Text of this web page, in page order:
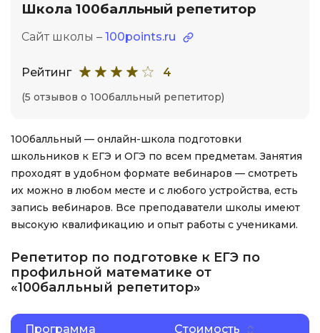
Школа 100балльный репетитор
Сайт школы – 100points.ru
Рейтинг 4
(5 отзывов о 100балльный репетитор)
100балльный — онлайн-школа подготовки
школьников к ЕГЭ и ОГЭ по всем предметам. Занятия
проходят в удобном формате вебинаров — смотреть
их можно в любом месте и с любого устройства, есть
запись вебинаров. Все преподаватели школы имеют
высокую квалификацию и опыт работы с учениками.
Репетитор по подготовке к ЕГЭ по
профильной математике от
«100балльный репетитор»
Программа Стоимость